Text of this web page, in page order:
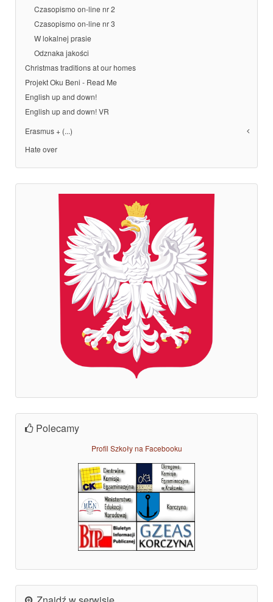
Czasopismo on-line nr 2
Czasopismo on-line nr 3
W lokalnej prasie
Odznaka jakości
Christmas traditions at our homes
Projekt Oku Beni - Read Me
English up and down!
English up and down! VR
Erasmus + (...)
Hate over
Polecamy
Profil Szkoły na Facebooku